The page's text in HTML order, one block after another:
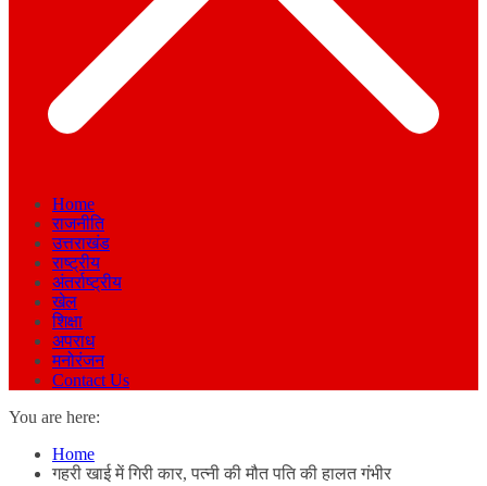
Home
राजनीति
उत्तराखंड
राष्ट्रीय
अंतर्राष्ट्रीय
खेल
शिक्षा
अपराध
मनोरंजन
Contact Us
You are here:
Home
गहरी खाई में गिरी कार, पत्नी की मौत पति की हालत गंभीर